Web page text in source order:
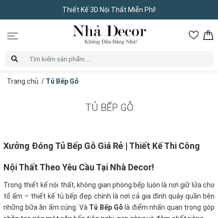
Thiết Kế 3D Nội Thất Miễn Phí!
Trang chủ / Tủ Bếp Gỗ
TỦ BẾP GỖ
Xưởng Đóng Tủ Bếp Gỗ Giá Rẻ | Thiết Kế Thi Công
Nội Thất Theo Yêu Cầu Tại Nhà Decor!
Trong thiết kế nội thất, không gian phòng bếp luôn là nơi giữ lửa cho
tổ ấm – thiết kế tủ bếp đẹp chính là nơi cả gia đình quây quần bên
những bữa ăn ấm cúng. Và Tủ Bếp Gỗ là điểm nhấn quan trọng góp